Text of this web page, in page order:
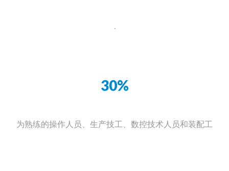
.
30%
为熟练的操作人员、生产技工、数控技术人员和装配工